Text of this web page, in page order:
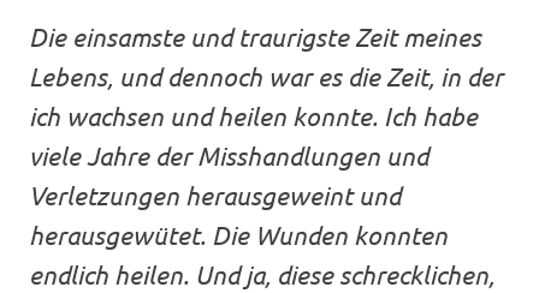
Die einsamste und traurigste Zeit meines
Lebens, und dennoch war es die Zeit, in der
ich wachsen und heilen konnte. Ich habe
viele Jahre der Misshandlungen und
Verletzungen herausgeweint und
herausgewütet. Die Wunden konnten
endlich heilen. Und ja, diese schrecklichen,